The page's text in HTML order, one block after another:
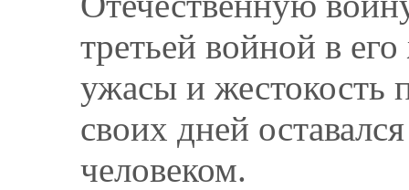
третьей войной в
ужасы и жестокость
своих дней
человеком.